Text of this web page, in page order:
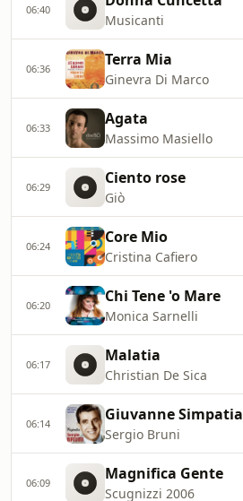
06:40
Musicanti
06:36 Terra Mia
Ginevra Di Marco
06:33 Agata
Massimo Masiello
06:29 Ciento rose
Giò
06:24 Core Mio
Cristina Cafiero
06:20 Chi Tene 'o Mare
Monica Sarnelli
06:17 Malatia
Christian De Sica
06:14 Giuvanne Simpatia
Sergio Bruni
06:09 Magnifica Gente
Scugnizzi 2006